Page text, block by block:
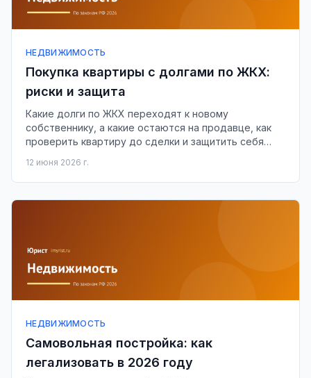
НЕДВИЖИМОСТЬ
Покупка квартиры с долгами по ЖКХ:
риски и защита
Какие долги по ЖКХ переходят к новому
собственнику, а какие остаются на продавце, как
проверить квартиру до сделки и защитить себя
12 июня 2026 г.
НЕДВИЖИМОСТЬ
Самовольная постройка: как
легализовать в 2026 году